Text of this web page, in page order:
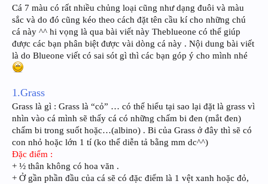
Cá 7 màu có rất nhiều chủng loại cũng như dạng đuôi và màu
sắc và do đó cũng kéo theo cách đặt tên cầu kí cho những chú
cá này ^^ hi vọng là qua bài viết này Theblueone có thể giúp
được các bạn phân biệt được vài dòng cá này . Nội dung bài viết
là do Blueone viết có sai sót gì thì các bạn góp ý cho mình nhé
1.Grass
Grass là gì : Grass là “cỏ” … có thể hiểu tại sao lại đặt là grass vì
nhìn vào cá mình sẽ thấy cá có những chấm bi đen (mắt đen)
chấm bi trong suốt hoặc…(albino) . Bi của Grass ở đây thì sẽ có
con nhỏ hoặc lớn 1 tí (ko thể diễn tả bằng mm dc^^)
Đặc điểm :
+ ½ thân không có hoa văn .
+ Ở gần phần đầu của cá sẽ có đặc điểm là 1 vệt xanh hoặc đỏ,